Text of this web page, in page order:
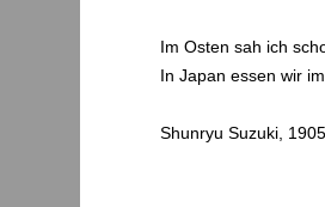
Im Osten sah ich
In Japan essen wir
Shunryu Suzuki,